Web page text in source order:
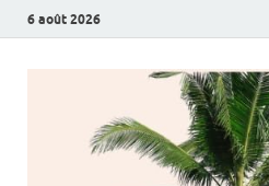
6 août 2026